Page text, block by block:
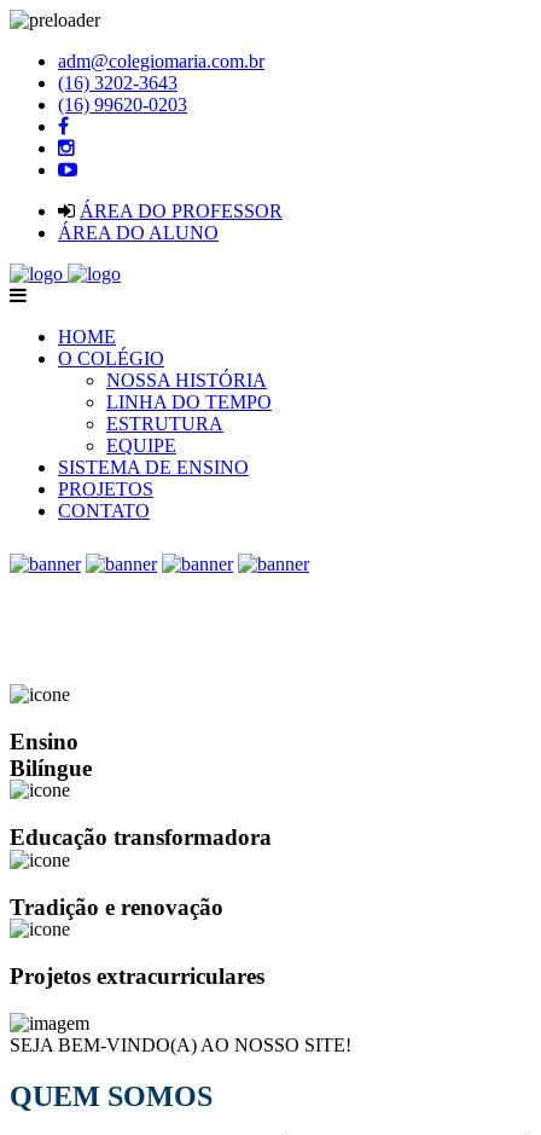
adm@colegiomaria.com.br
(16) 3202-3643
(16) 99620-0203
ÁREA DO PROFESSOR
ÁREA DO ALUNO
HOME
O COLÉGIO
NOSSA HISTÓRIA
LINHA DO TEMPO
ESTRUTURA
EQUIPE
SISTEMA DE ENSINO
PROJETOS
CONTATO
Ensino
Bilíngue
Educação transformadora
Tradição e renovação
Projetos extracurriculares
SEJA BEM-VINDO(A) AO NOSSO SITE!
QUEM SOMOS